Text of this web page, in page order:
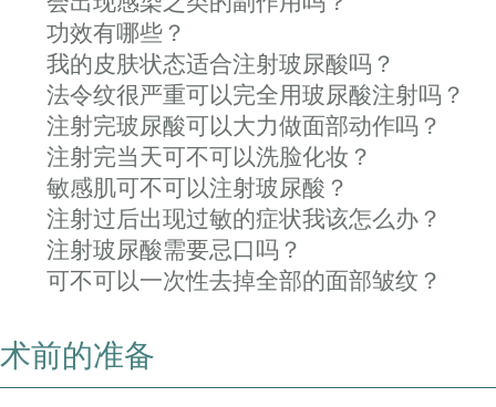
功效有哪些？
我的皮肤状态适合注射玻尿酸吗？
法令纹很严重可以完全用玻尿酸注射吗？
注射完玻尿酸可以大力做面部动作吗？
注射完当天可不可以洗脸化妆？
敏感肌可不可以注射玻尿酸？
注射过后出现过敏的症状我该怎么办？
注射玻尿酸需要忌口吗？
可不可以一次性去掉全部的面部皱纹？
术前的准备